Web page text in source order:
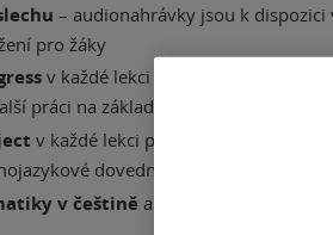
– audionahrávky jsou k dispozici
pro žáky
v každé lekci umožňující žákům
práci na základě této zpětné vazby
v každé lekci poskytující žákům
dovednosti a vytvořit vlastní
v češtině a